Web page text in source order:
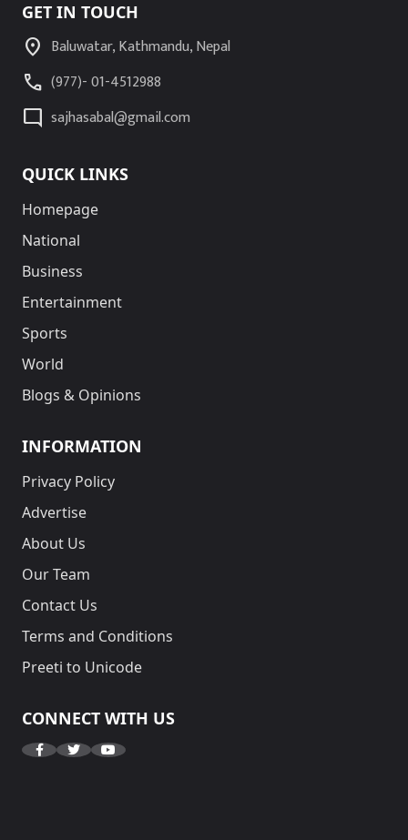
GET IN TOUCH
location_on Baluwatar, Kathmandu, Nepal
call (977)- 01-4512988
mode_comment sajhasabal@gmail.com
QUICK LINKS
Homepage
National
Business
Entertainment
Sports
World
Blogs & Opinions
INFORMATION
Privacy Policy
Advertise
About Us
Our Team
Contact Us
Terms and Conditions
Preeti to Unicode
CONNECT WITH US